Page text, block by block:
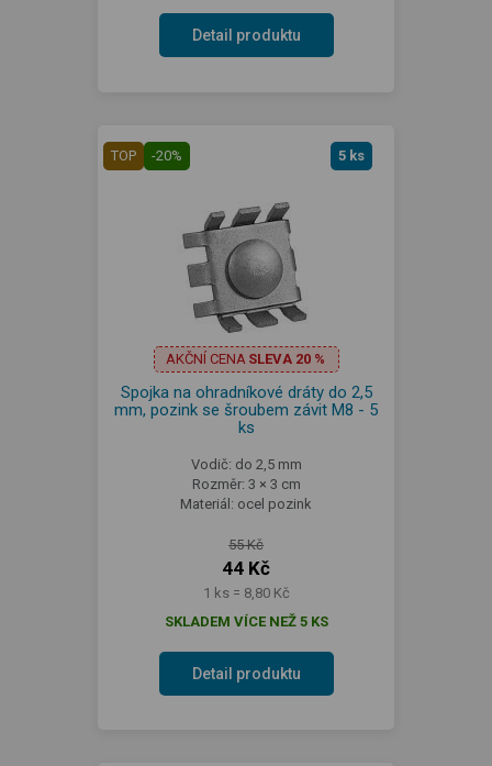
Detail produktu
TOP -20% 5 ks
AKČNÍ CENA SLEVA 20 %
Spojka na ohradníkové dráty do 2,5
mm, pozink se šroubem závit M8 - 5
ks
Vodič: do 2,5 mm
Rozměr: 3 × 3 cm
Materiál: ocel pozink
55 Kč
44 Kč
1 ks = 8,80 Kč
SKLADEM VÍCE NEŽ 5 KS
Detail produktu